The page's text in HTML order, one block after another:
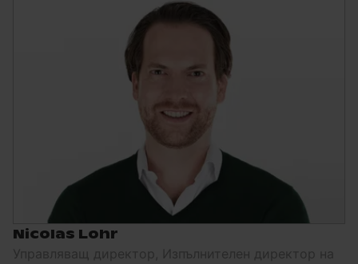
Nicolas Lohr
Управляващ директор, Изпълнителен директор на